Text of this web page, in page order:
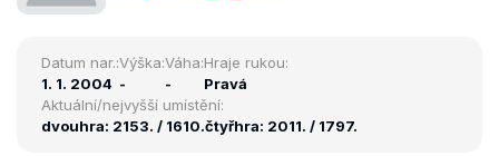
Datum nar.:
1. 1. 2004
Výška:
-
Váha:
-
Hraje rukou:
Pravá
Aktuální/nejvyšší umístění:
dvouhra: 2153. / 1610.čtyřhra: 2011. / 1797.